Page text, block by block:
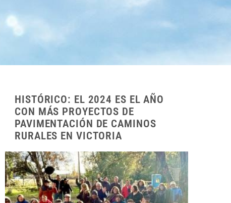
HISTÓRICO: EL 2024 ES EL AÑO
CON MÁS PROYECTOS DE
PAVIMENTACIÓN DE CAMINOS
RURALES EN VICTORIA